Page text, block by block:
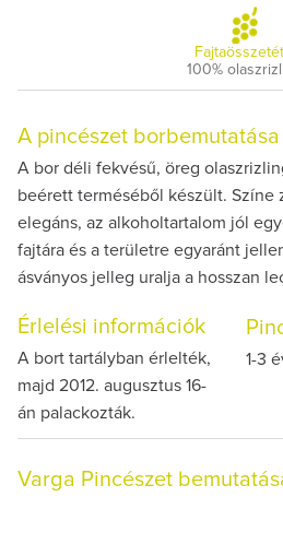
100%
A pincészet borbemutatása
A bor déli fekvésű, öreg
beérett terméséből készült. Színe
elegáns, az alkoholtartalom jól
fajtára és a területre egyaránt
ásványos jelleg uralja a hosszan
Érlelési információk
A bort tartályban érlelték,
majd 2012. augusztus 16-
án palackozták.
1-3
Varga Pincészet